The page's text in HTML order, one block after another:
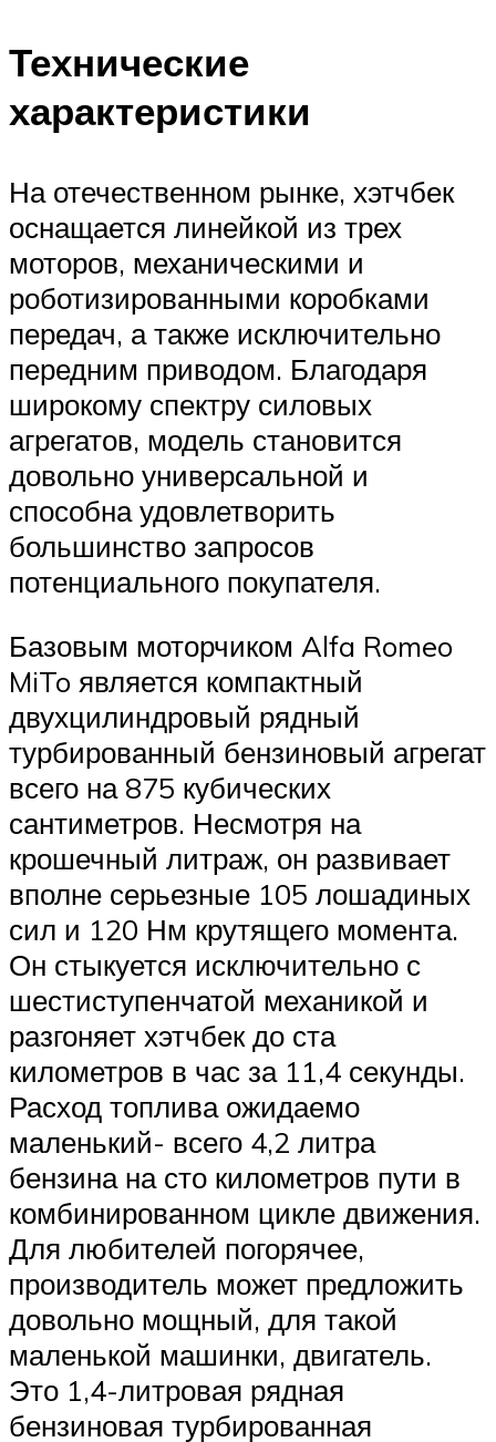
Технические
характеристики
На отечественном рынке, хэтчбек
оснащается линейкой из трех
моторов, механическими и
роботизированными коробками
передач, а также исключительно
передним приводом. Благодаря
широкому спектру силовых
агрегатов, модель становится
довольно универсальной и
способна удовлетворить
большинство запросов
потенциального покупателя.
Базовым моторчиком Alfa Romeo
MiTo является компактный
двухцилиндровый рядный
турбированный бензиновый агрегат
всего на 875 кубических
сантиметров. Несмотря на
крошечный литраж, он развивает
вполне серьезные 105 лошадиных
сил и 120 Нм крутящего момента.
Он стыкуется исключительно с
шестиступенчатой механикой и
разгоняет хэтчбек до ста
километров в час за 11,4 секунды.
Расход топлива ожидаемо
маленький- всего 4,2 литра
бензина на сто километров пути в
комбинированном цикле движения.
Для любителей погорячее,
производитель может предложить
довольно мощный, для такой
маленькой машинки, двигатель.
Это 1,4-литровая рядная
бензиновая турбированная